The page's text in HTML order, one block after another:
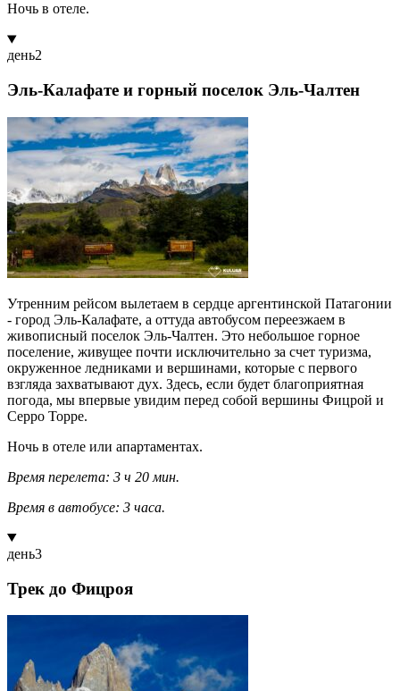
Ночь в отеле.
день2
Эль-Калафате и горный поселок Эль-Чалтен
Утренним рейсом вылетаем в сердце аргентинской Патагонии
- город Эль-Калафате, а оттуда автобусом переезжаем в
живописный поселок Эль-Чалтен. Это небольшое горное
поселение, живущее почти исключительно за счет туризма,
окруженное ледниками и вершинами, которые с первого
взгляда захватывают дух. Здесь, если будет благоприятная
погода, мы впервые увидим перед собой вершины Фицрой и
Серро Торре.
Ночь в отеле или апартаментах.
Время перелета: 3 ч 20 мин.
Время в автобусе: 3 часа.
день3
Трек до Фицроя